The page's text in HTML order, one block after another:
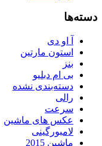
دسته‌ها
آ او دی
استون مارتین
بنز
بی ام دبلیو
دسته‌بندی نشده
رالی
سرعت
عکس های ماشین
لامبورگینی
ماشین 2015